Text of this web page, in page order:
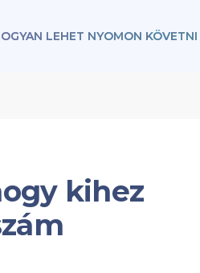
LEHET NYOMON KÖVETNI
kihez